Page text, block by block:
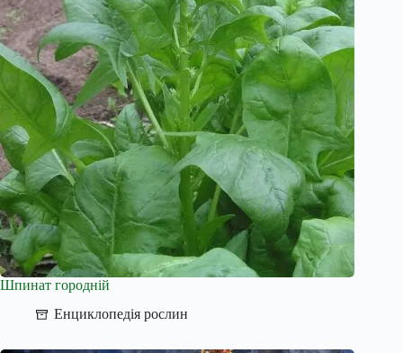
Шпинат городній
Енциклопедія рослин